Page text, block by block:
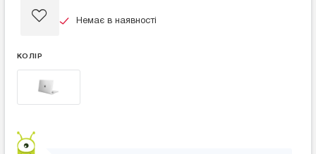
Немає в наявності
КОЛІР